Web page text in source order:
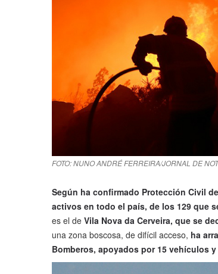
FOTO: NUNO ANDRÉ FERREIRA/JORNAL DE
Según ha confirmado Protección Civil
activos en todo el país, de los 129 que
es el de Vila Nova da Cerveira, que se
una zona boscosa, de difícil acceso, ha
Bomberos, apoyados por 15 vehículos